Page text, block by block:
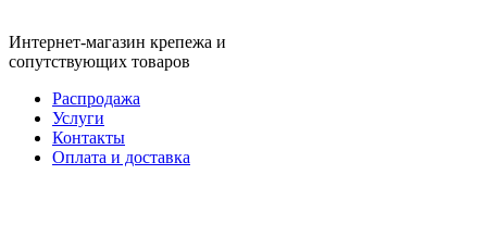
Интернет-магазин крепежа и
сопутствующих товаров
Распродажа
Услуги
Контакты
Оплата и доставка